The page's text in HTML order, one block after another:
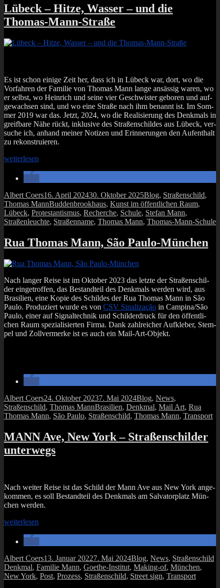
Lübeck – Hitze, Wasser – und die
Thomas-Mann-Straße
Es ist schon eini­ge Zeit her, dass ich in Lübeck war, dort, wo die
Vor­fah­ren der Fami­lie von Tho­mas Mann lan­ge ansäs­sig waren, wo
er selbst, wo Hein­rich und sei­ne vier Geschwis­ter gebo­ren und auf­
ge­wach­sen sind, und wo eine Stra­ße nach ihm benannt ist. Im Som­
mer 2019 war das. Jetzt, 2024, wo die Rea­li­sie­rung des Denk­mals in
greif­ba­re Nähe rückt, inklu­si­ve des Stra­ßen­schil­des aus Lübeck, ver­
su­che ich, anhand mei­ner Noti­zen und Erin­ne­run­gen den Auf­ent­halt
zu rekonstruieren.
„Lübeck
Was­
ser
–
und
Tho­
mas-
Stra­
wei­ter­le­sen
Autor
Albert CoersVeröffentlicht
am
16. April 202430. Oktober 2025Kategorien
Blog, Straßenschild,
Thomas MannSchlagwörter
Buddenbrookhaus, Kunst im öffentlichen Raum,
Lübeck, Protestantismus, Recherche, Schule, Stefan Mann,
Straßenleuchte, Straßenname, Thomas Mann, Thomas-Mann-Schule
Rua Thomas Mann, São Paulo-München
Nach lan­ger Rei­se ist im Okto­ber 2023 das letz­te der Stra­ßen­schil­
der ein­ge­trof­fen, das Bestand­teil des Denk­mals wer­den wird, aus
Bra­si­li­en, eine Kopie des Schil­des der Rua Tho­mas Mann in São
Pau­lo. Pro­du­ziert wur­de es von CSV Sina­li­za­ção in Campina/São
Pau­lo, einer auf Signal­tech­nik und Schil­der­druck für den öffent­li­
chen Raum spe­zia­li­sier­ten Fir­ma. Dank zahl­rei­cher Auf­kle­ber, Stem­
pel und Zoll­ver­mer­ke ist es auch ein Mail-Art-Objekt.
Autor
Albert CoersVeröffentlicht
am
24. Oktober 20237. Mai 2024Kategorien
Blog, News,
Straßenschild, Thomas MannSchlagwörter
Brasilien, Denkmal, Mail Art, Rua
Thomas Mann, São Paulo, Straßenschild, Thomas Mann, Transport
MANN Ave, New York – Straßenschilder
unterwegs
Nach wei­ter Rei­se ist das Schild der Mann Ave aus New York ange­
kom­men, es soll Bestand­teil des Denk­mals am Sal­va­tor­platz Mün­
chen werden.
„MANN
New
–
Stra­
ßen­
wei­ter­le­sen
Autor
Albert CoersVeröffentlicht
am
13. Januar 20227. Mai 2024Kategorien
Blog, News, Straßenschild
Denkmal, Familie Mann, Goethe-Institut, Making-of, München,
New York, Post, Prozess, Straßenschild, Street sign, Transport